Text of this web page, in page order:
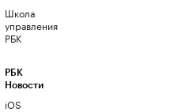
Школа
управления
РБК
РБК
Новости
iOS